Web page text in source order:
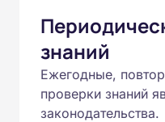
знаний
Ежегодные,
проверки знаний
законодательства.